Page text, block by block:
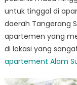
untuk tinggal di
daerah Tangerang
apartemen yang
di lokasi yang
apartement Alam